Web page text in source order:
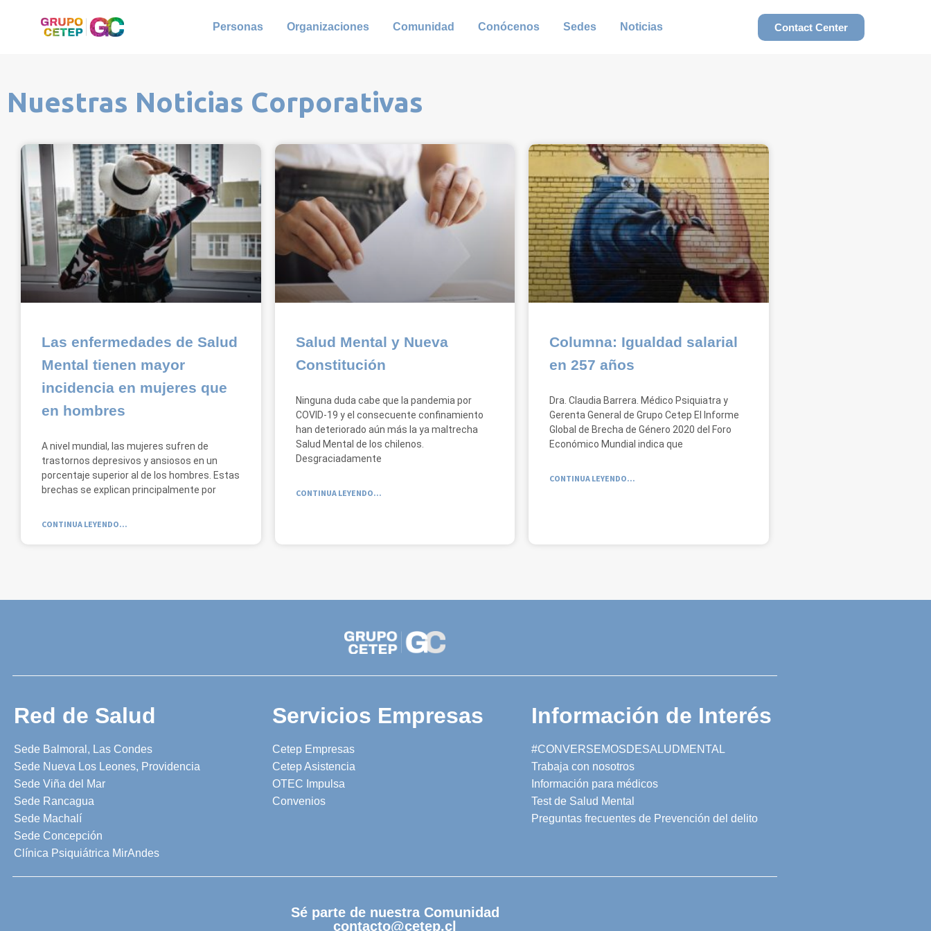
Personas Organizaciones Comunidad Conócenos Sedes Noticias Contact Center
Nuestras Noticias Corporativas
Las enfermedades de Salud
Mental tienen mayor
incidencia en mujeres que
en hombres
A nivel mundial, las mujeres sufren de
trastornos depresivos y ansiosos en un
porcentaje superior al de los hombres. Estas
brechas se explican principalmente por
CONTINUA LEYENDO...
Salud Mental y Nueva
Constitución
Ninguna duda cabe que la pandemia por
COVID-19 y el consecuente confinamiento
han deteriorado aún más la ya maltrecha
Salud Mental de los chilenos.
Desgraciadamente
CONTINUA LEYENDO...
Columna: Igualdad salarial
en 257 años
Dra. Claudia Barrera. Médico Psiquiatra y
Gerenta General de Grupo Cetep El Informe
Global de Brecha de Género 2020 del Foro
Económico Mundial indica que
CONTINUA LEYENDO...
Red de Salud
Sede Balmoral, Las Condes
Sede Nueva Los Leones, Providencia
Sede Viña del Mar
Sede Rancagua
Sede Machalí
Sede Concepción
Clínica Psiquiátrica MirAndes
Servicios Empresas
Cetep Empresas
Cetep Asistencia
OTEC Impulsa
Convenios
Información de Interés
#CONVERSEMOSDESALUDMENTAL
Trabaja con nosotros
Información para médicos
Test de Salud Mental
Preguntas frecuentes de Prevención del delito
Sé parte de nuestra Comunidad
contacto@cetep.cl